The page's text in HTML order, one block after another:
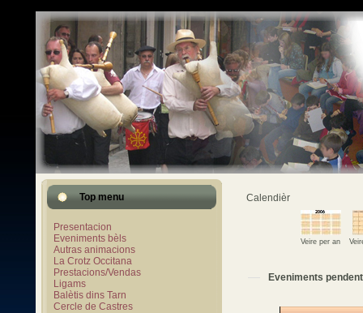
Top menu
Presentacion
Eveniments bèls
Autras animacions
La Crotz Occitana
Prestacions/Vendas
Ligams
Balètis dins Tarn
Cercle de Castres
Calendièr
Veire per an
Eveniments pendent